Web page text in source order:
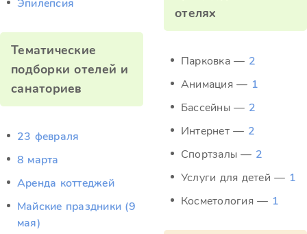
Эпилепсия
Тематические
подборки отелей и
санаториев
23 февраля
8 марта
Аренда коттеджей
Майские праздники (9
мая)
отелях
Парковка — 2
Анимация — 1
Бассейны — 2
Интернет — 2
Спортзалы — 2
Услуги для детей — 1
Косметология — 1